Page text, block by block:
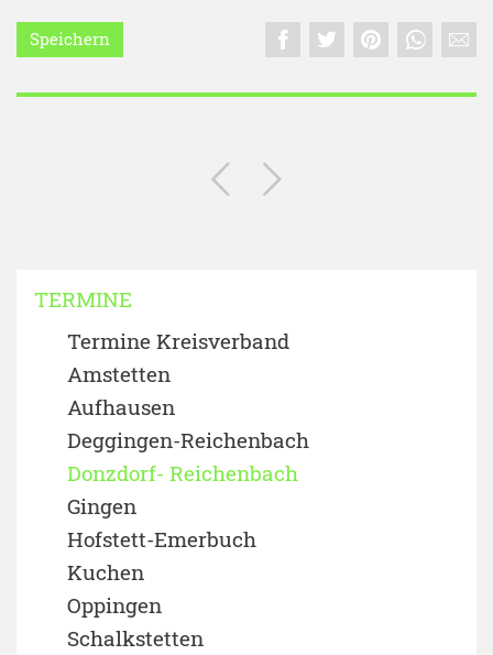
Speichern
TERMINE
Termine Kreisverband
Amstetten
Aufhausen
Deggingen-Reichenbach
Donzdorf- Reichenbach
Gingen
Hofstett-Emerbuch
Kuchen
Oppingen
Schalkstetten